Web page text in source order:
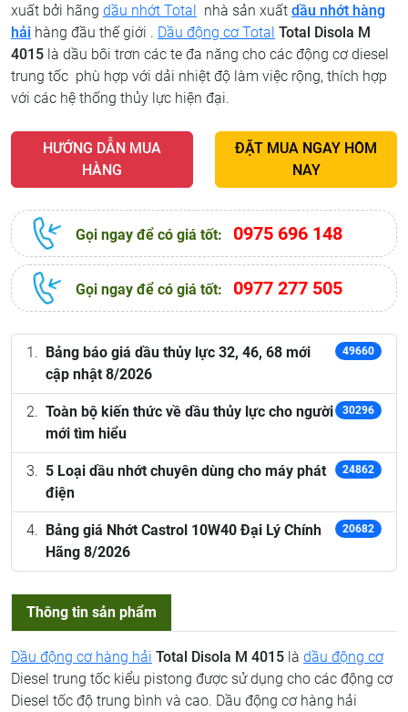
xuất bởi hãng dầu nhớt Total nhà sản xuất dầu nhớt hàng
hải hàng đầu thế giới . Dầu động cơ Total Total Disola M
4015 là dầu bôi trơn các te đa năng cho các động cơ diesel
trung tốc phù hợp với dải nhiệt độ làm việc rộng, thích hợp
với các hệ thống thủy lực hiện đại.
HƯỚNG DẪN MUA
HÀNG
ĐẶT MUA NGAY HÔM
NAY
Gọi ngay để có giá tốt: 0975 696 148
Gọi ngay để có giá tốt: 0977 277 505
Bảng báo giá dầu thủy lực 32, 46, 68 mới
cập nhật 8/2026
49660
Toàn bộ kiến thức về dầu thủy lực cho người
mới tìm hiểu
30296
5 Loại dầu nhớt chuyên dùng cho máy phát
điện
24862
Bảng giá Nhớt Castrol 10W40 Đại Lý Chính
Hãng 8/2026
20682
Thông tin sản phẩm
Dầu động cơ hàng hải Total Disola M 4015 là dầu động cơ
Diesel trung tốc kiểu pistong được sử dụng cho các động cơ
Diesel tốc độ trung bình và cao. Dầu động cơ hàng hải